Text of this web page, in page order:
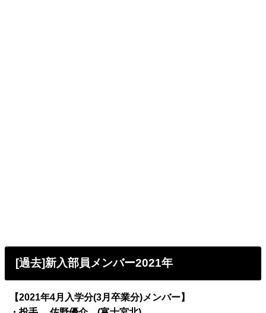
[過去]新入部員メンバー2021年
【2021年4月入学分(3月卒業分)メンバー】